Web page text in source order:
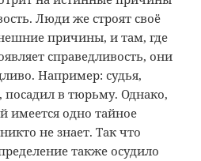
Люди же строят своё
причины, и там, где
справедливость, они
Например: судья,
посадил в тюрьму. Однако,
имеется одно тайное
не знает. Так что
также осудило